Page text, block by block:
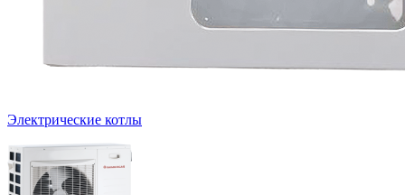
Электрические котлы